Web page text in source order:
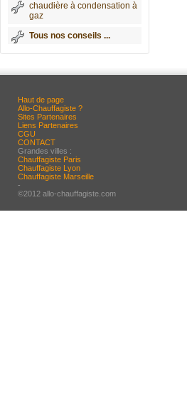
chaudière à condensation à
gaz
Tous nos conseils ...
Haut de page
Allo-Chauffagiste ?
Sites Partenaires
Liens Partenaires
CGU
CONTACT
Grandes villes :
Chauffagiste Paris
Chauffagiste Lyon
Chauffagiste Marseille
-
©2012 allo-chauffagiste.com